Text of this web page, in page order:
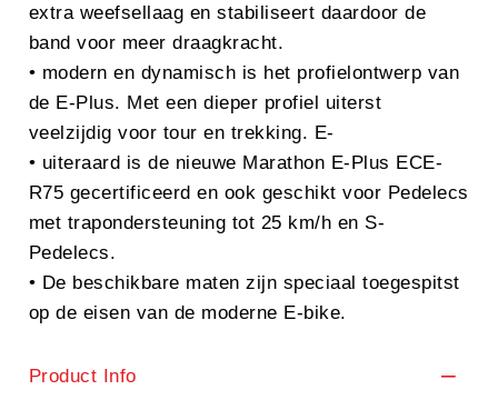
extra weefsellaag en stabiliseert daardoor de
band voor meer draagkracht.
• modern en dynamisch is het profielontwerp van
de E-Plus. Met een dieper profiel uiterst
veelzijdig voor tour en trekking. E-
• uiteraard is de nieuwe Marathon E-Plus ECE-
R75 gecertificeerd en ook geschikt voor Pedelecs
met trapondersteuning tot 25 km/h en S-
Pedelecs.
• De beschikbare maten zijn speciaal toegespitst
op de eisen van de moderne E-bike.
Product Info